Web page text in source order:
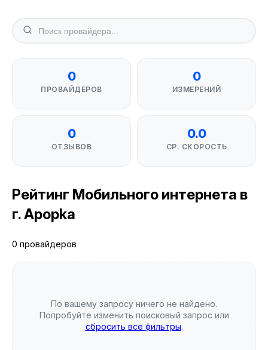
0
ПРОВАЙДЕРОВ
0
ИЗМЕРЕНИЙ
0
ОТЗЫВОВ
0.0
СР. СКОРОСТЬ
Рейтинг Мобильного интернета в
г. Apopka
0 провайдеров
По вашему запросу ничего не найдено.
Попробуйте изменить поисковый запрос или
сбросить все фильтры.